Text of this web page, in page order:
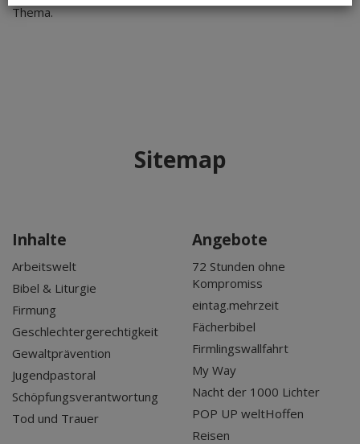
Thema.
Sitemap
Inhalte
Arbeitswelt
Bibel & Liturgie
Firmung
Geschlechtergerechtigkeit
Gewaltprävention
Jugendpastoral
Schöpfungsverantwortung
Tod und Trauer
Angebote
72 Stunden ohne
Kompromiss
eintag.mehrzeit
Fächerbibel
Firmlingswallfahrt
My Way
Nacht der 1000 Lichter
POP UP weltHoffen
Reisen